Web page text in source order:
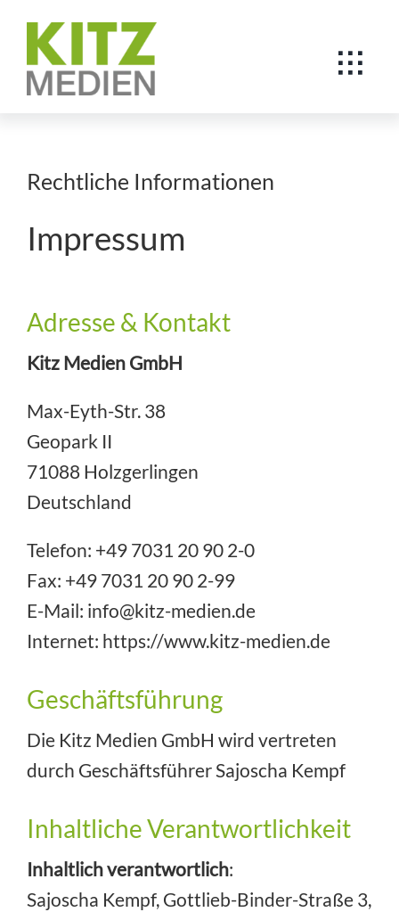
content
WEITERE LEISTUNGEN
KONTAKT
Rechtliche Informationen
Impressum
Adresse & Kontakt
Kitz Medien GmbH
Max-Eyth-Str. 38
Geopark II
71088 Holzgerlingen
Deutschland
Telefon: +49 7031 20 90 2-0
Fax: +49 7031 20 90 2-99
E-Mail: info@kitz-medien.de
Internet: https://www.kitz-medien.de
Geschäftsführung
Die Kitz Medien GmbH wird vertreten
durch Geschäftsführer Sajoscha Kempf
Inhaltliche Verantwortlichkeit
Inhaltlich verantwortlich:
Sajoscha Kempf, Gottlieb-Binder-Straße 3,